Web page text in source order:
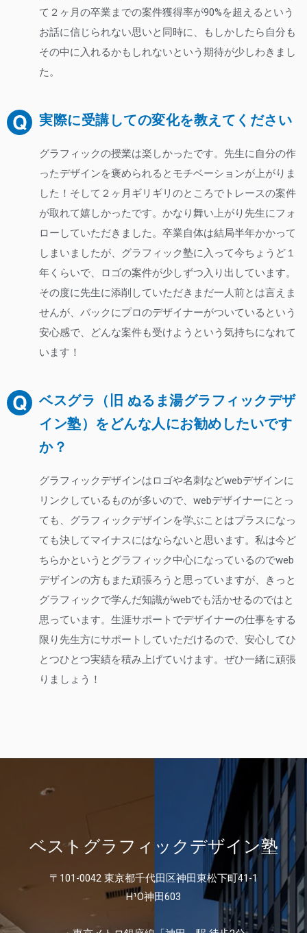
て２ヶ月の卒業までの案件獲得率が90%を超えるという
お話に信じられない思いと同時に、もしかしたら自分も
その中に入れるかもしれないという期待が少しわきまし
た。
実際に受講しての変化を教えてください
グラフィックの授業は楽しかったです。先生に自分の作
ったデザインを褒められるとモチベーションが上がりま
した！そして２ヶ月ギリギリのところでトレースの案件
が取れて嬉しかったです。かなり舞い上がり先生にフォ
ローしていただきました。卒業自体は結局半年かかって
しまいましたが、グラフィック塾に入って今ちょうど１
年くらいで、ロゴの案件が少しずつ入り出しています。
その度に先生に添削していただきまだ一人前とは言えま
せんが、バックにプロのデザイナーがついているという
安心感で、どんな案件も受けようという気持ちになれて
います！
ベスグラ（旧 ぬるま湯グラフィックデザ
イン塾）をどんな人にお勧めしたいです
か？
グラフィックデザインはロゴや名刺などwebデザインに
リンクしているものが多いので、webデザイナーにとっ
ても、グラフィックデザインを学ぶことはプラスになっ
ても決してマイナスにはならないと思います。私は今ど
ちらかというとグラフィック中心になっているのでweb
デザインの方もまた頑張ろうと思っていますが、きっと
グラフィックで学んだ知識がwebでも活かせるのではと
思っています。生涯サポートでデザイナーの仕事をする
限り先生方にサポートしていただけるので、安心してひ
とつひとつ実績を積み上げていけます。ぜひ一緒に頑張
りましょう！
ベストグラフィックデザイン塾
〒101-0042 東京都千代田区神田東松下町41-1
H¹O神田603